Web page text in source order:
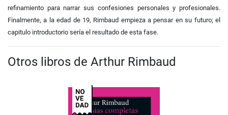
refinamiento para narrar sus confesiones personales y profesionales.
Finalmente, a la edad de 19, Rimbaud empieza a pensar en su futuro; el
capitulo introductorio sería el resultado de esta fase.
Otros libros de Arthur Rimbaud